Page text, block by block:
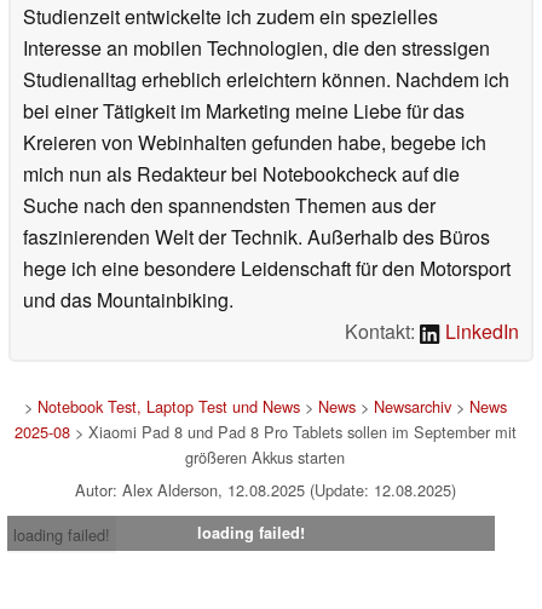
Studienzeit entwickelte ich zudem ein spezielles
Interesse an mobilen Technologien, die den stressigen
Studienalltag erheblich erleichtern können. Nachdem ich
bei einer Tätigkeit im Marketing meine Liebe für das
Kreieren von Webinhalten gefunden habe, begebe ich
mich nun als Redakteur bei Notebookcheck auf die
Suche nach den spannendsten Themen aus der
faszinierenden Welt der Technik. Außerhalb des Büros
hege ich eine besondere Leidenschaft für den Motorsport
und das Mountainbiking.
Kontakt:
LinkedIn
> Notebook Test, Laptop Test und News> News> Newsarchiv> News
2025-08> Xiaomi Pad 8 und Pad 8 Pro Tablets sollen im September mit
größeren Akkus starten
Autor: Alex Alderson, 12.08.2025 (Update: 12.08.2025)
loading failed!
loading failed!